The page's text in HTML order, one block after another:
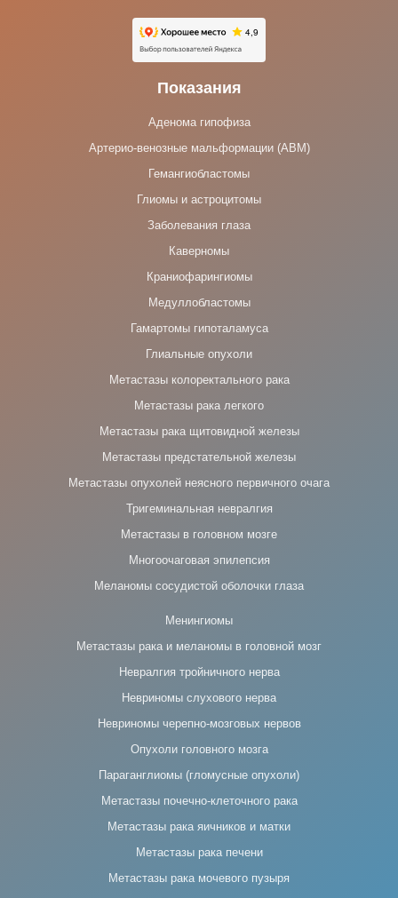
Показания
Аденома гипофиза
Артерио-венозные мальформации (АВМ)
Гемангиобластомы
Глиомы и астроцитомы
Заболевания глаза
Каверномы
Краниофарингиомы
Медуллобластомы
Гамартомы гипоталамуса
Глиальные опухоли
Метастазы колоректального рака
Метастазы рака легкого
Метастазы рака щитовидной железы
Метастазы предстательной железы
Метастазы опухолей неясного первичного очага
Тригеминальная невралгия
Метастазы в головном мозге
Многоочаговая эпилепсия
Меланомы сосудистой оболочки глаза
Менингиомы
Метастазы рака и меланомы в головной мозг
Невралгия тройничного нерва
Невриномы слухового нерва
Невриномы черепно-мозговых нервов
Опухоли головного мозга
Параганглиомы (гломусные опухоли)
Метастазы почечно-клеточного рака
Метастазы рака яичников и матки
Метастазы рака печени
Метастазы рака мочевого пузыря